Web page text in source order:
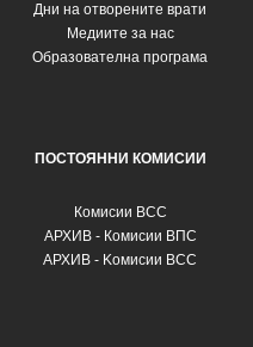
Дни на отворените врати
Медиите за нас
Образователна програма
ПОСТОЯННИ КОМИСИИ
Комисии ВСС
АРХИВ - Комисии ВПС
АРХИВ - Kомисии ВСС